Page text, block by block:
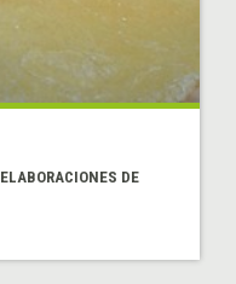
ELABORACIONES DE